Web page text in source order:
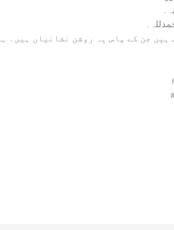
ہیں جن کے پاس یہ روشن نشانیاں ہیں۔